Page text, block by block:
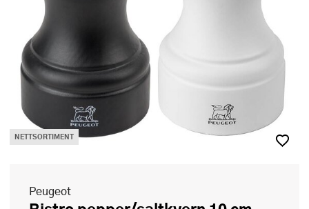
NETTSORTIMENT
Peugeot